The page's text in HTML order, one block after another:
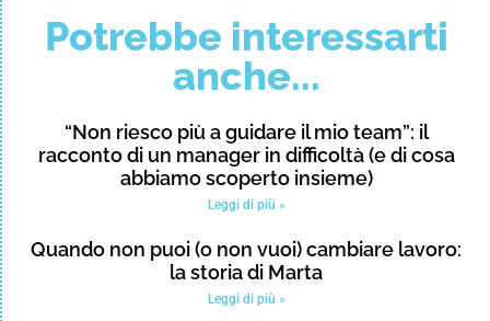
Potrebbe interessarti
anche...
“Non riesco più a guidare il mio team”: il
racconto di un manager in difficoltà (e di cosa
abbiamo scoperto insieme)
Leggi di più »
Quando non puoi (o non vuoi) cambiare lavoro:
la storia di Marta
Leggi di più »